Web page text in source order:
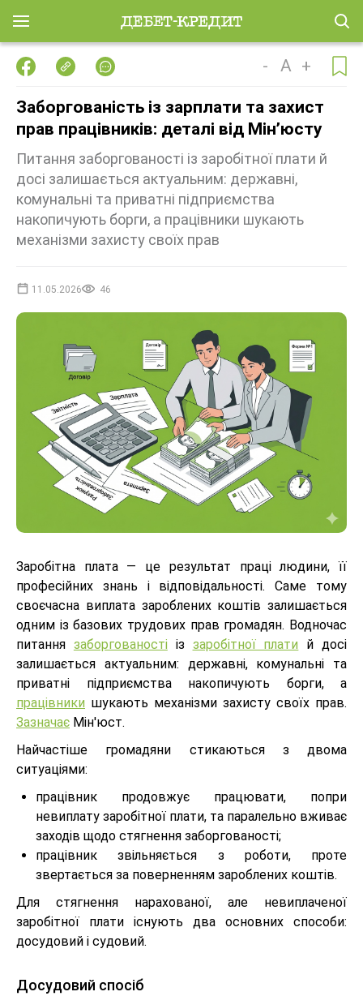
- A +
Заборгованість із зарплати та захист
прав працівників: деталі від Мінʼюсту
Питання заборгованості із заробітної плати й
досі залишається актуальним: державні,
комунальні та приватні підприємства
накопичують борги, а працівники шукають
механізми захисту своїх прав
11.05.2026 46
Заробітна плата — це результат праці людини, її
професійних знань і відповідальності. Саме тому
своєчасна виплата зароблених коштів залишається
одним із базових трудових прав громадян. Водночас
питання заборгованостііз заробітної плати й досі
залишається актуальним: державні, комунальні та
приватні підприємства накопичують борги, а
працівники шукають механізми захисту своїх прав.
Зазначає Мін'юст.
Найчастіше громадяни стикаються з двома
ситуаціями:
працівник продовжує працювати, попри
невиплату заробітної плати, та паралельно вживає
заходів щодо стягнення заборгованості;
працівник звільняється з роботи, проте
звертається за поверненням зароблених коштів.
Для стягнення нарахованої, але невиплаченої
заробітної плати існують два основних способи:
досудовий і судовий.
Досудовий спосіб